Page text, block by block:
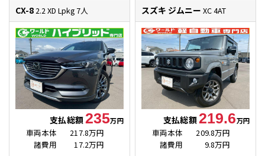
CX-82.2 XD Lpkg 7人
支払総額235万円
車両本体
217.8万円
諸費用
17.2万円
スズキ ジムニーXC 4AT
支払総額219.6万円
車両本体
209.8万円
諸費用
9.8万円